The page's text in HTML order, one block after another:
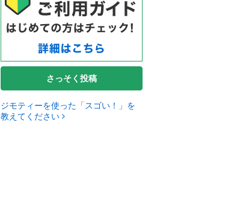
さっそく投稿
ジモティーを使った「スゴい！」を
教えてください